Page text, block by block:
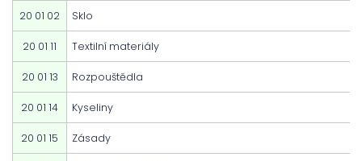
20 01 02 Sklo
20 01 11 Textilní materiály
20 01 13 Rozpouštědla
20 01 14 Kyseliny
20 01 15 Zásady